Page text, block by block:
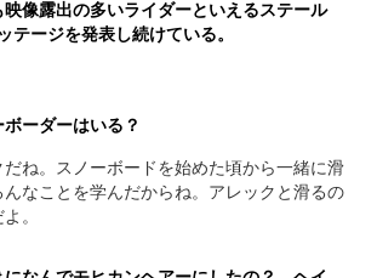
像露出の多いライダーといえるステール
テージを発表し続けている。
ーダーはいる？
だね。スノーボードを始めた頃から一緒に滑
んなことを学んだからね。アレックと滑るの
。